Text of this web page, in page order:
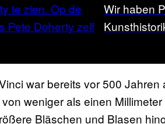
Wir haben
war bereits vor 500
weniger als einen
Bläschen und Blasen